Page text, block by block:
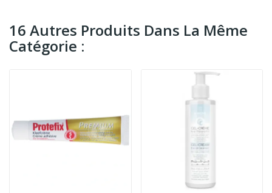
16 Autres Produits Dans La Même
Catégorie :